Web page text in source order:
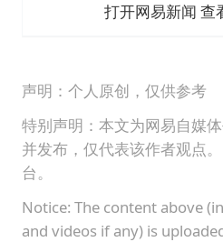
打开网易新闻 查
声明：个人原创，仅供参考
特别声明：本文为网易自媒
并发布，仅代表该作者观点
台。
Notice: The content above
and videos if any) is